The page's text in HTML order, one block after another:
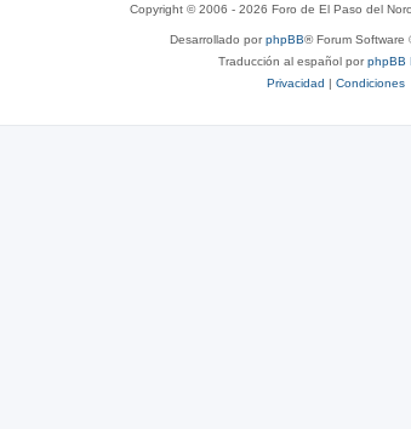
Copyright © 2006 - 2026 Foro de El Paso del
Desarrollado porphpBB® Forum Software
Traducción al español porphpBB
Privacidad | Condiciones